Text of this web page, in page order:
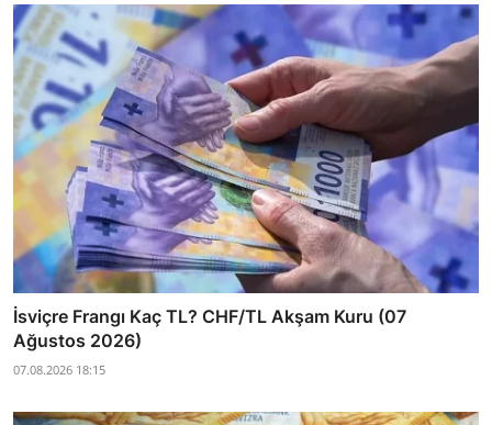
İsviçre Frangı Kaç TL? CHF/TL Akşam Kuru (07
Ağustos 2026)
07.08.2026 18:15